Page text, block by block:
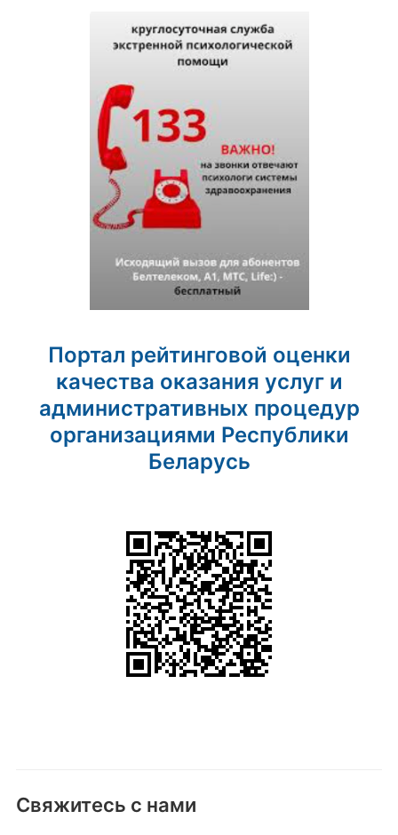
Портал рейтинговой оценки
качества оказания услуг и
административных процедур
организациями Республики
Беларусь
Свяжитесь с нами